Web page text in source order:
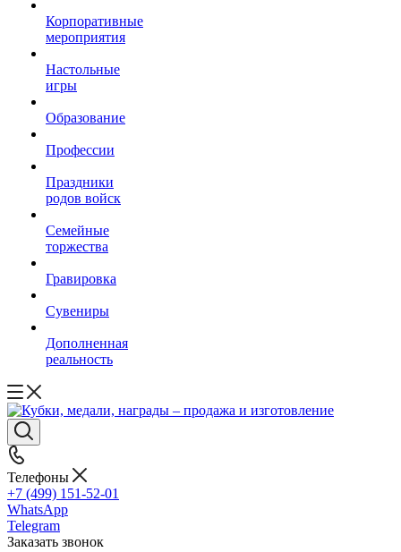
Корпоративные
мероприятия
Настольные
игры
Образование
Профессии
Праздники
родов войск
Семейные
торжества
Гравировка
Сувениры
Дополненная
реальность
Телефоны
+7 (499) 151-52-01
WhatsApp
Telegram
Заказать звонок